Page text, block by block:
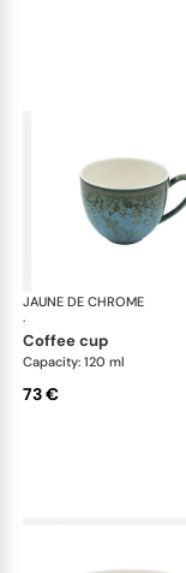
JAUNE DE CHROME
·
coffee cup
Capacity: 120 ml
73 €